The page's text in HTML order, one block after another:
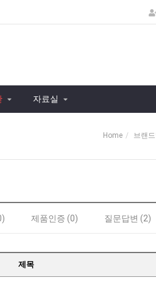
자료실
Home 브랜
제품인증 (0) 질문답변 (2)
제목